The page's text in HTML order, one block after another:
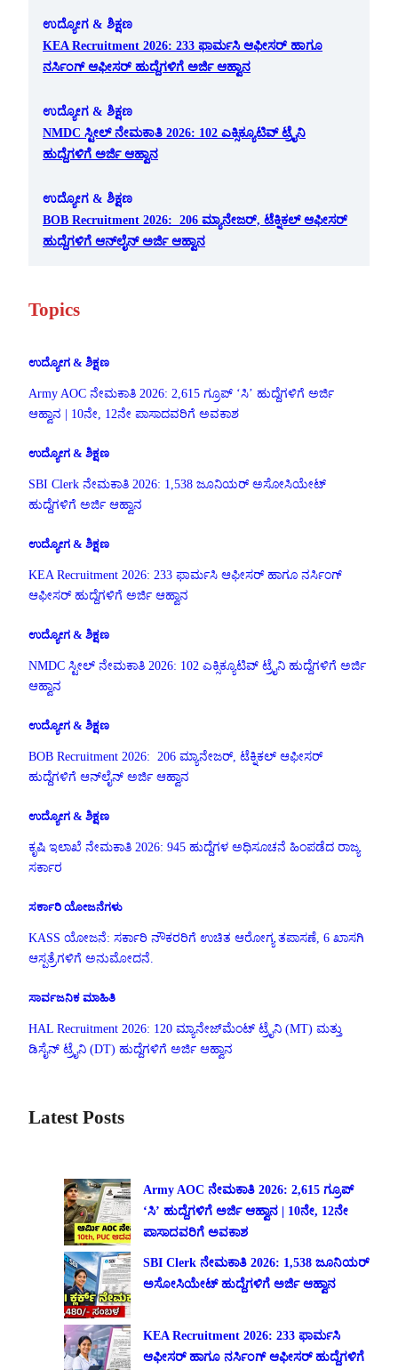
ಉದ್ಯೋಗ & ಶಿಕ್ಷಣ
KEA Recruitment 2026: 233 ಫಾರ್ಮಸಿ ಆಫೀಸರ್ ಹಾಗೂ
ನರ್ಸಿಂಗ್ ಆಫೀಸರ್ ಹುದ್ದೆಗಳಿಗೆ ಅರ್ಜಿ ಆಹ್ವಾನ
ಉದ್ಯೋಗ & ಶಿಕ್ಷಣ
NMDC ಸ್ಟೀಲ್ ನೇಮಕಾತಿ 2026: 102 ಎಕ್ಸಿಕ್ಯೂಟಿವ್ ಟ್ರೈನಿ
ಹುದ್ದೆಗಳಿಗೆ ಅರ್ಜಿ ಆಹ್ವಾನ
ಉದ್ಯೋಗ & ಶಿಕ್ಷಣ
BOB Recruitment 2026: 206 ಮ್ಯಾನೇಜರ್, ಟೆಕ್ನಿಕಲ್ ಆಫೀಸರ್
ಹುದ್ದೆಗಳಿಗೆ ಆನ್‌ಲೈನ್ ಅರ್ಜಿ ಆಹ್ವಾನ
Topics
ಉದ್ಯೋಗ & ಶಿಕ್ಷಣ
Army AOC ನೇಮಕಾತಿ 2026: 2,615 ಗ್ರೂಪ್ ‘ಸಿ’ ಹುದ್ದೆಗಳಿಗೆ ಅರ್ಜಿ
ಆಹ್ವಾನ | 10ನೇ, 12ನೇ ಪಾಸಾದವರಿಗೆ ಅವಕಾಶ
ಉದ್ಯೋಗ & ಶಿಕ್ಷಣ
SBI Clerk ನೇಮಕಾತಿ 2026: 1,538 ಜೂನಿಯರ್ ಅಸೋಸಿಯೇಟ್
ಹುದ್ದೆಗಳಿಗೆ ಅರ್ಜಿ ಆಹ್ವಾನ
ಉದ್ಯೋಗ & ಶಿಕ್ಷಣ
KEA Recruitment 2026: 233 ಫಾರ್ಮಸಿ ಆಫೀಸರ್ ಹಾಗೂ ನರ್ಸಿಂಗ್
ಆಫೀಸರ್ ಹುದ್ದೆಗಳಿಗೆ ಅರ್ಜಿ ಆಹ್ವಾನ
ಉದ್ಯೋಗ & ಶಿಕ್ಷಣ
NMDC ಸ್ಟೀಲ್ ನೇಮಕಾತಿ 2026: 102 ಎಕ್ಸಿಕ್ಯೂಟಿವ್ ಟ್ರೈನಿ ಹುದ್ದೆಗಳಿಗೆ ಅರ್ಜಿ
ಆಹ್ವಾನ
ಉದ್ಯೋಗ & ಶಿಕ್ಷಣ
BOB Recruitment 2026: 206 ಮ್ಯಾನೇಜರ್, ಟೆಕ್ನಿಕಲ್ ಆಫೀಸರ್
ಹುದ್ದೆಗಳಿಗೆ ಆನ್‌ಲೈನ್ ಅರ್ಜಿ ಆಹ್ವಾನ
ಉದ್ಯೋಗ & ಶಿಕ್ಷಣ
ಕೃಷಿ ಇಲಾಖೆ ನೇಮಕಾತಿ 2026: 945 ಹುದ್ದೆಗಳ ಅಧಿಸೂಚನೆ ಹಿಂಪಡೆದ ರಾಜ್ಯ
ಸರ್ಕಾರ
ಸರ್ಕಾರಿ ಯೋಜನೆಗಳು
KASS ಯೋಜನೆ: ಸರ್ಕಾರಿ ನೌಕರರಿಗೆ ಉಚಿತ ಆರೋಗ್ಯ ತಪಾಸಣೆ, 6 ಖಾಸಗಿ
ಆಸ್ಪತ್ರೆಗಳಿಗೆ ಅನುಮೋದನೆ.
ಸಾರ್ವಜನಿಕ ಮಾಹಿತಿ
HAL Recruitment 2026: 120 ಮ್ಯಾನೇಜ್‌ಮೆಂಟ್ ಟ್ರೈನಿ (MT) ಮತ್ತು
ಡಿಸೈನ್ ಟ್ರೈನಿ (DT) ಹುದ್ದೆಗಳಿಗೆ ಅರ್ಜಿ ಆಹ್ವಾನ
Latest Posts
Army AOC ನೇಮಕಾತಿ 2026: 2,615 ಗ್ರೂಪ್
‘ಸಿ’ ಹುದ್ದೆಗಳಿಗೆ ಅರ್ಜಿ ಆಹ್ವಾನ | 10ನೇ, 12ನೇ
ಪಾಸಾದವರಿಗೆ ಅವಕಾಶ
SBI Clerk ನೇಮಕಾತಿ 2026: 1,538 ಜೂನಿಯರ್
ಅಸೋಸಿಯೇಟ್ ಹುದ್ದೆಗಳಿಗೆ ಅರ್ಜಿ ಆಹ್ವಾನ
KEA Recruitment 2026: 233 ಫಾರ್ಮಸಿ
ಆಫೀಸರ್ ಹಾಗೂ ನರ್ಸಿಂಗ್ ಆಫೀಸರ್ ಹುದ್ದೆಗಳಿಗೆ